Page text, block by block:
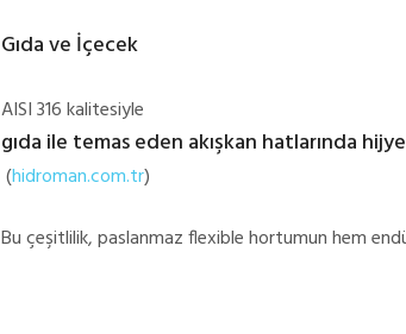
Gıda ve İçecek
AISI 316 kalitesiyle
gıda ile temas eden akışkan hatlarında
(hidroman.com.tr)
Bu çeşitlilik, paslanmaz flexible hortumun hem